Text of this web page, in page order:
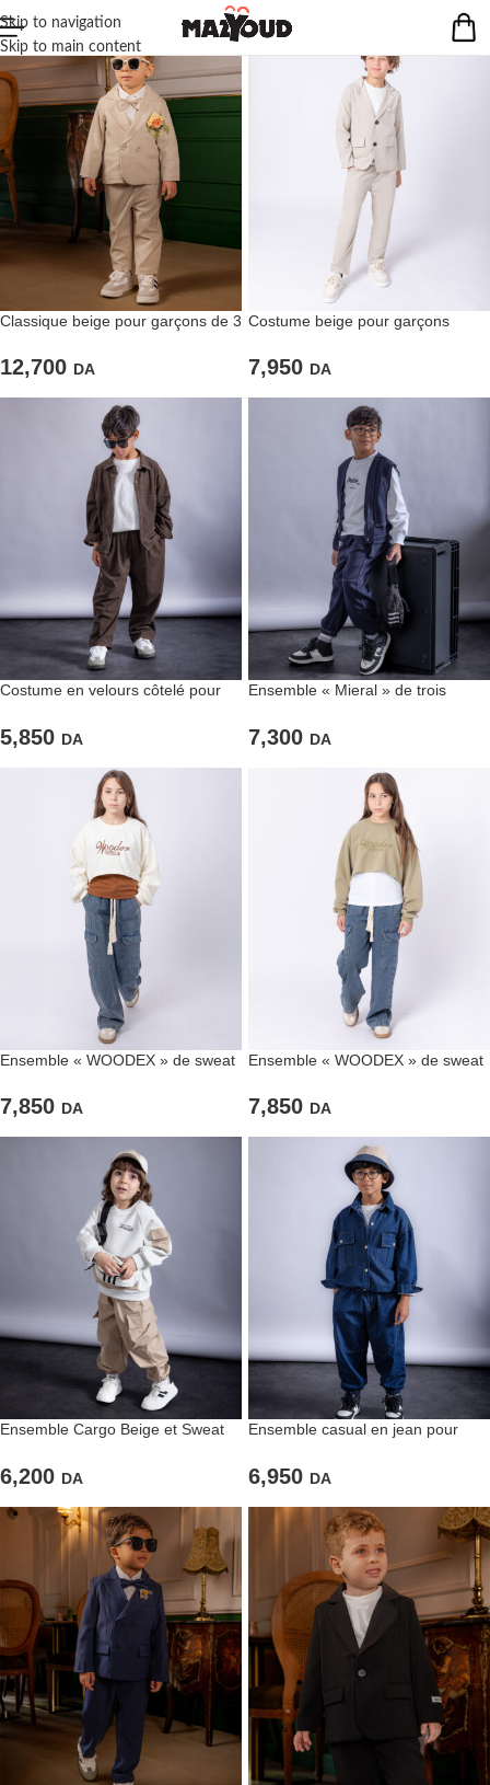
Skip to navigation
Skip to main content
Classique beige pour garçons de 3
12,700 DA
Costume beige pour garçons
7,950 DA
Costume en velours côtelé pour
5,850 DA
Ensemble « Mieral » de trois
7,300 DA
Ensemble « WOODEX » de sweat
7,850 DA
Ensemble « WOODEX » de sweat
7,850 DA
Ensemble Cargo Beige et Sweat
6,200 DA
Ensemble casual en jean pour
6,950 DA